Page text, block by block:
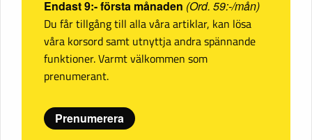
Endast 9:- första månaden (Ord. 59:-/mån)
Du får tillgång till alla våra artiklar, kan lösa
våra korsord samt utnyttja andra spännande
funktioner. Varmt välkommen som
prenumerant.
Prenumerera